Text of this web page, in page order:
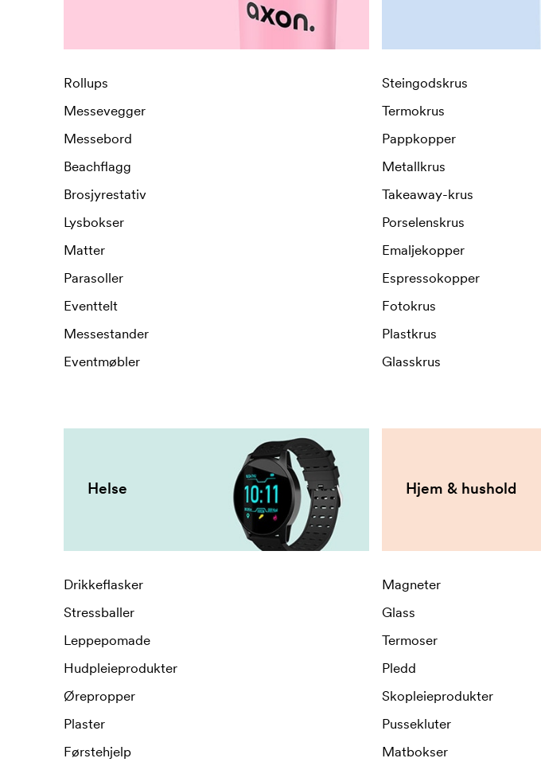
Rollups
Messevegger
Messebord
Beachflagg
Brosjyrestativ
Lysbokser
Matter
Parasoller
Eventtelt
Messestander
Eventmøbler
Steingodskrus
Termokrus
Pappkopper
Metallkrus
Takeaway-krus
Porselenskrus
Emaljekopper
Espressokopper
Fotokrus
Plastkrus
Glasskrus
Helse
Drikkeflasker
Stressballer
Leppepomade
Hudpleieprodukter
Ørepropper
Plaster
Førstehjelp
Hjem & hushold
Magneter
Glass
Termoser
Pledd
Skopleieprodukter
Pussekluter
Matbokser